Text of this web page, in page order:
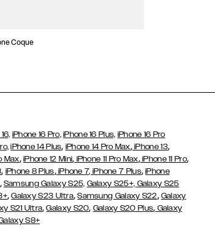
Coque
iPhone 16 Pro, iPhone 16 Plus, iPhone 16 Pro
iPhone 14 Plus, iPhone 14 Pro Max,iPhone 13,
Max, iPhone 12 Mini, iPhone 11 Pro Max,iPhone 11 Pro,
, iPhone 8 Plus,iPhone 7, iPhone 7 Plus,iPhone
, Samsung Galaxy S25, Galaxy S25+, Galaxy S25
,Galaxy S23 Ultra,Samsung Galaxy S22, Galaxy
S21 Ultra,Galaxy S20, Galaxy S20 Plus, Galaxy
S8+